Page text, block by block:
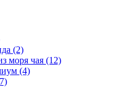
(2)
моря чая (12)
(4)